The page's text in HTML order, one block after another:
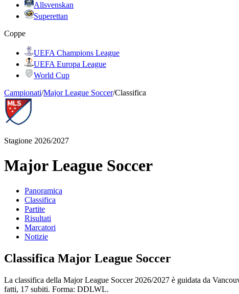
Allsvenskan
Superettan
Coppe
UEFA Champions League
UEFA Europa League
World Cup
Campionati/Major League Soccer/Classifica
Stagione 2026/2027
Major League Soccer
Panoramica
Classifica
Partite
Risultati
Marcatori
Notizie
Classifica Major League Soccer
La classifica della Major League Soccer 2026/2027 è guidata da
fatti, 17 subiti. Forma: DDLWL.